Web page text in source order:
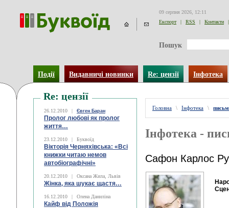
09 серпня 2026, 12:11
Експорт
| RSS | Контакти |
Пошук
Події Видавничі новинки Re: цензії Інфотека
Re: цензії
26.12.2010 | Євген Баран
Пролог любові як пролог
життя…
23.12.2010 | Буквоїд
Вікторія Черняхівська: «Всі
книжки читаю немов
автобіографічні»
20.12.2010 | Оксана Жила, Львів
Жінка, яка шукає щастя…
16.12.2010 | Олена Даниліна
Кайф від Положія
Головна \ Інфотека \
Інфотека -
Сафон Карлос